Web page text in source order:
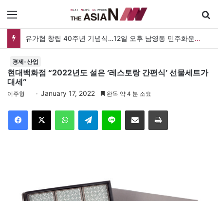
유가협 창립 40주년 기념식…12일 오후 남영동 민주화운동기념관
경제-산업
현대백화점 “2022년도 설은 ‘레스토랑 간편식’ 선물세트가
대세”
이주형 January 17, 2022 완독 약 4 분 소요
Telegram 이메일